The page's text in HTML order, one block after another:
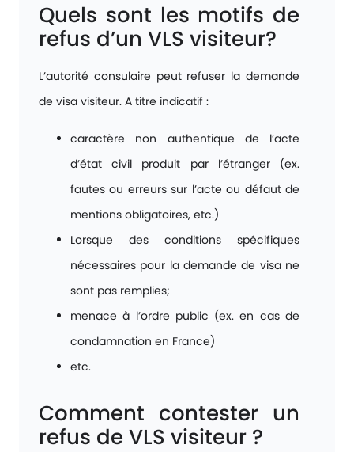
Quels sont les motifs de
refus d’un VLS visiteur?
L’autorité consulaire peut refuser la demande
de visa visiteur. A titre indicatif :
caractère non authentique de l’acte
d’état civil produit par l’étranger (ex.
fautes ou erreurs sur l’acte ou défaut de
mentions obligatoires, etc.)
Lorsque des conditions spécifiques
nécessaires pour la demande de visa ne
sont pas remplies;
menace à l’ordre public (ex. en cas de
condamnation en France)
etc.
Comment contester un
refus de VLS visiteur ?